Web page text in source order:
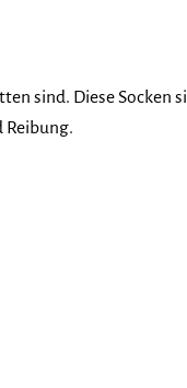
sind. Diese
Reibung.